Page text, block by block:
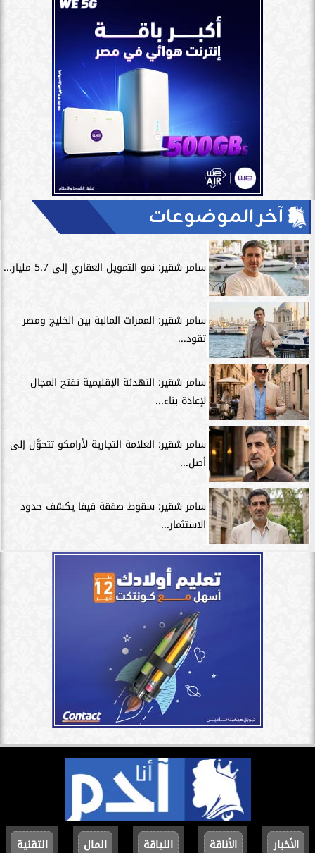
آخر الموضوعات
سامر شقير: نمو التمويل العقاري إلى 5.7 مليار...
سامر شقير: الممرات المالية بين الخليج ومصر
تقود...
سامر شقير: التهدئة الإقليمية تفتح المجال
لإعادة بناء...
سامر شقير: العلامة التجارية لأرامكو تتحوَّل إلى
أصل...
سامر شقير: سقوط صفقة فيفا يكشف حدود
الاستثمار...
الأخبار الأناقة اللياقة المال التقنية